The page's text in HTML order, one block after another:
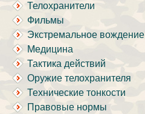
Телохранители
Фильмы
Экстремальное вождение
Медицина
Тактика действий
Оружие телохранителя
Технические тонкости
Правовые нормы